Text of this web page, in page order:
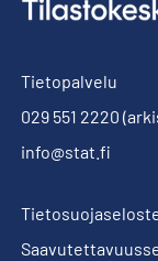
Tietopalvelu
029 551 2220
info@stat.fi